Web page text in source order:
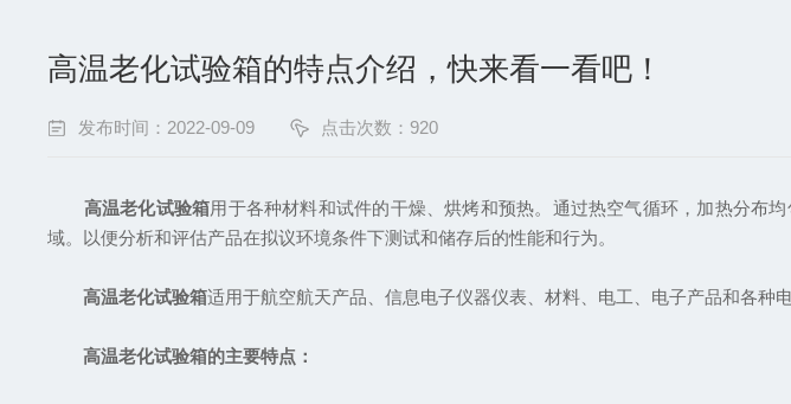
高温老化试验箱的特点介绍，快来看一看吧！
发布时间：2022-09-09 点击次数：920
高温老化试验箱用于各种材料和试件的干燥、烘烤和预热。通过热空气循环，加热分布
域。以便分析和评估产品在拟议环境条件下测试和储存后的性能和行为。
高温老化试验箱适用于航空航天产品、信息电子仪器仪表、材料、电工、电子产品和各种
高温老化试验箱的主要特点：